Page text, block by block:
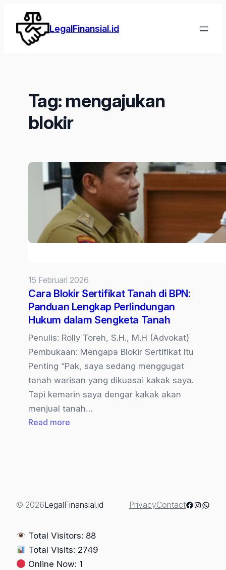
Lewati
konten
LegalFinansial.id
Tag: mengajukan
blokir
15 Februari 2026
Cara Blokir Sertifikat Tanah di BPN:
Panduan Lengkap Perlindungan
Hukum dalam Sengketa Tanah
Penulis: Rolly Toreh, S.H., M.H (Advokat)
Pembukaan: Mengapa Blokir Sertifikat Itu
Penting “Pak, saya sedang menggugat
tanah warisan yang dikuasai kakak saya.
Tapi kemarin saya dengar kakak akan
menjual tanah…
Read more
BPN:
Lengkap
Perlindungan
Hukum
© 2026LegalFinansial.id PrivacyContactFacebook
Total Visitors: 88
Total Visits: 2749
Online Now: 1